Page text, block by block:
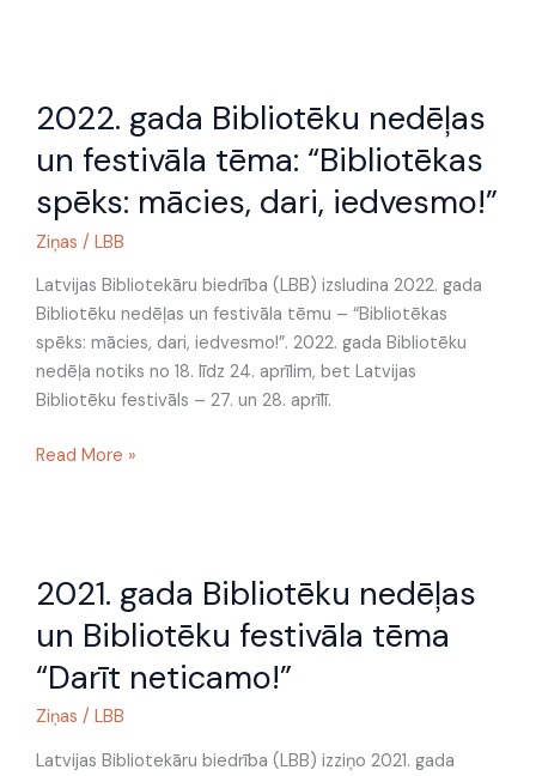
2022. gada Bibliotēku nedēļas
un festivāla tēma: “Bibliotēkas
spēks: mācies, dari, iedvesmo!”
Ziņas / LBB
Latvijas Bibliotekāru biedrība (LBB) izsludina 2022. gada
Bibliotēku nedēļas un festivāla tēmu – “Bibliotēkas
spēks: mācies, dari, iedvesmo!”. 2022. gada Bibliotēku
nedēļa notiks no 18. līdz 24. aprīlim, bet Latvijas
Bibliotēku festivāls – 27. un 28. aprīlī.
gada
nedēļas
un
festivāla
tēma:
“Bibliotēkas
spēks:
mācies,
dari,
iedvesmo!”
Read More »
2021. gada Bibliotēku nedēļas
un Bibliotēku festivāla tēma
“Darīt neticamo!”
Ziņas / LBB
Latvijas Bibliotekāru biedrība (LBB) izziņo 2021. gada
gada
nedēļas
un
Bibliotēku
festivāla
tēma